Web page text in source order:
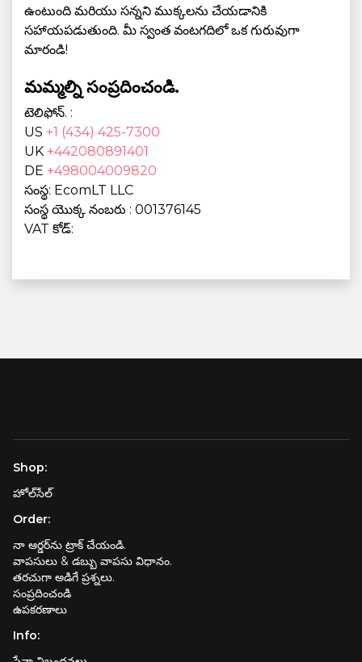
ఉంటుంది మరియు సన్నని ముక్కలను చేయడానికి
సహాయపడుతుంది. మీ స్వంత వంటగదిలో ఒక గురువుగా
మారండి!
మమ్మల్ని సంప్రదించండి.
టెలిఫోన్. :
US +1 (434) 425-7300
UK +442080891401
DE +498004009820
సంస్థ: EcomLT LLC
సంస్థ యొక్క నంబరు : 001376145
VAT కోడ్:
Shop:
హోల్‌సేల్‌
Order:
నా ఆర్డర్‌ను ట్రాక్ చేయండి.
వాపసులు & డబ్బు వాపసు విధానం.
తరచుగా అడిగే ప్రశ్నలు.
సంప్రదించండి
ఉపకరణాలు
Info: